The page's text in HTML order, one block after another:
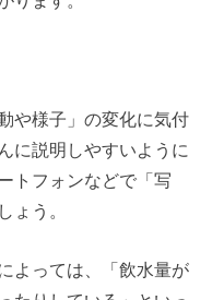
や様子」の変化に気付
に説明しやすいように
トフォンなどで「写
ょう。
よっては、「飲水量が